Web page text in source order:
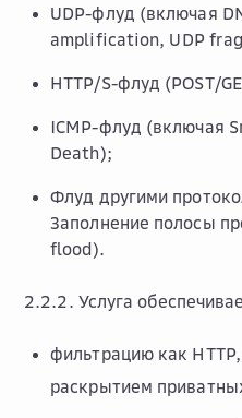
UDP-флуд (включая
amplification, UDP
HTTP/S-флуд (POST/
ICMP-флуд (включая
Death);
Флуд другими
Заполнение полосы
flood).
2.2.2. Услуга
фильтрацию как
раскрытием